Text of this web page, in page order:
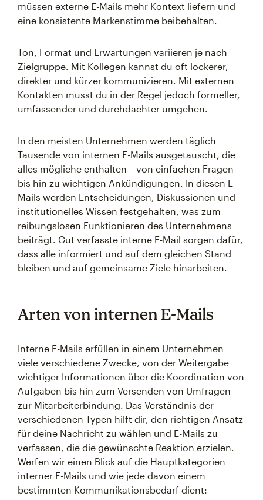
müssen externe E-Mails mehr Kontext liefern und
eine konsistente Markenstimme beibehalten.
Ton, Format und Erwartungen variieren je nach
Zielgruppe. Mit Kollegen kannst du oft lockerer,
direkter und kürzer kommunizieren. Mit externen
Kontakten musst du in der Regel jedoch formeller,
umfassender und durchdachter umgehen.
In den meisten Unternehmen werden täglich
Tausende von internen E-Mails ausgetauscht, die
alles mögliche enthalten – von einfachen Fragen
bis hin zu wichtigen Ankündigungen. In diesen E-
Mails werden Entscheidungen, Diskussionen und
institutionelles Wissen festgehalten, was zum
reibungslosen Funktionieren des Unternehmens
beiträgt. Gut verfasste interne E-Mail sorgen dafür,
dass alle informiert und auf dem gleichen Stand
bleiben und auf gemeinsame Ziele hinarbeiten.
Arten von internen E-Mails
Interne E-Mails erfüllen in einem Unternehmen
viele verschiedene Zwecke, von der Weitergabe
wichtiger Informationen über die Koordination von
Aufgaben bis hin zum Versenden von Umfragen
zur Mitarbeiterbindung. Das Verständnis der
verschiedenen Typen hilft dir, den richtigen Ansatz
für deine Nachricht zu wählen und E-Mails zu
verfassen, die die gewünschte Reaktion erzielen.
Werfen wir einen Blick auf die Hauptkategorien
interner E-Mails und wie jede davon einem
bestimmten Kommunikationsbedarf dient: